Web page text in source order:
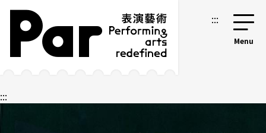
跳到主要内容区块
网站导览 :::
:::